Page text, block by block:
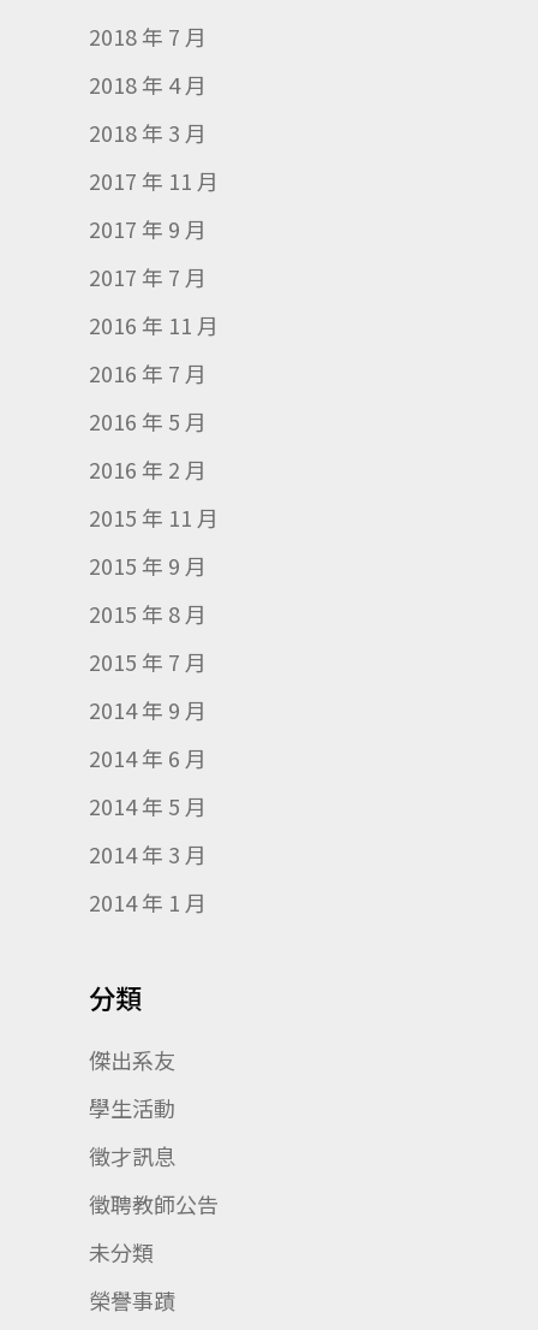
2018 年 7 月
2018 年 4 月
2018 年 3 月
2017 年 11 月
2017 年 9 月
2017 年 7 月
2016 年 11 月
2016 年 7 月
2016 年 5 月
2016 年 2 月
2015 年 11 月
2015 年 9 月
2015 年 8 月
2015 年 7 月
2014 年 9 月
2014 年 6 月
2014 年 5 月
2014 年 3 月
2014 年 1 月
分類
傑出系友
學生活動
徵才訊息
徵聘教師公告
未分類
榮譽事蹟